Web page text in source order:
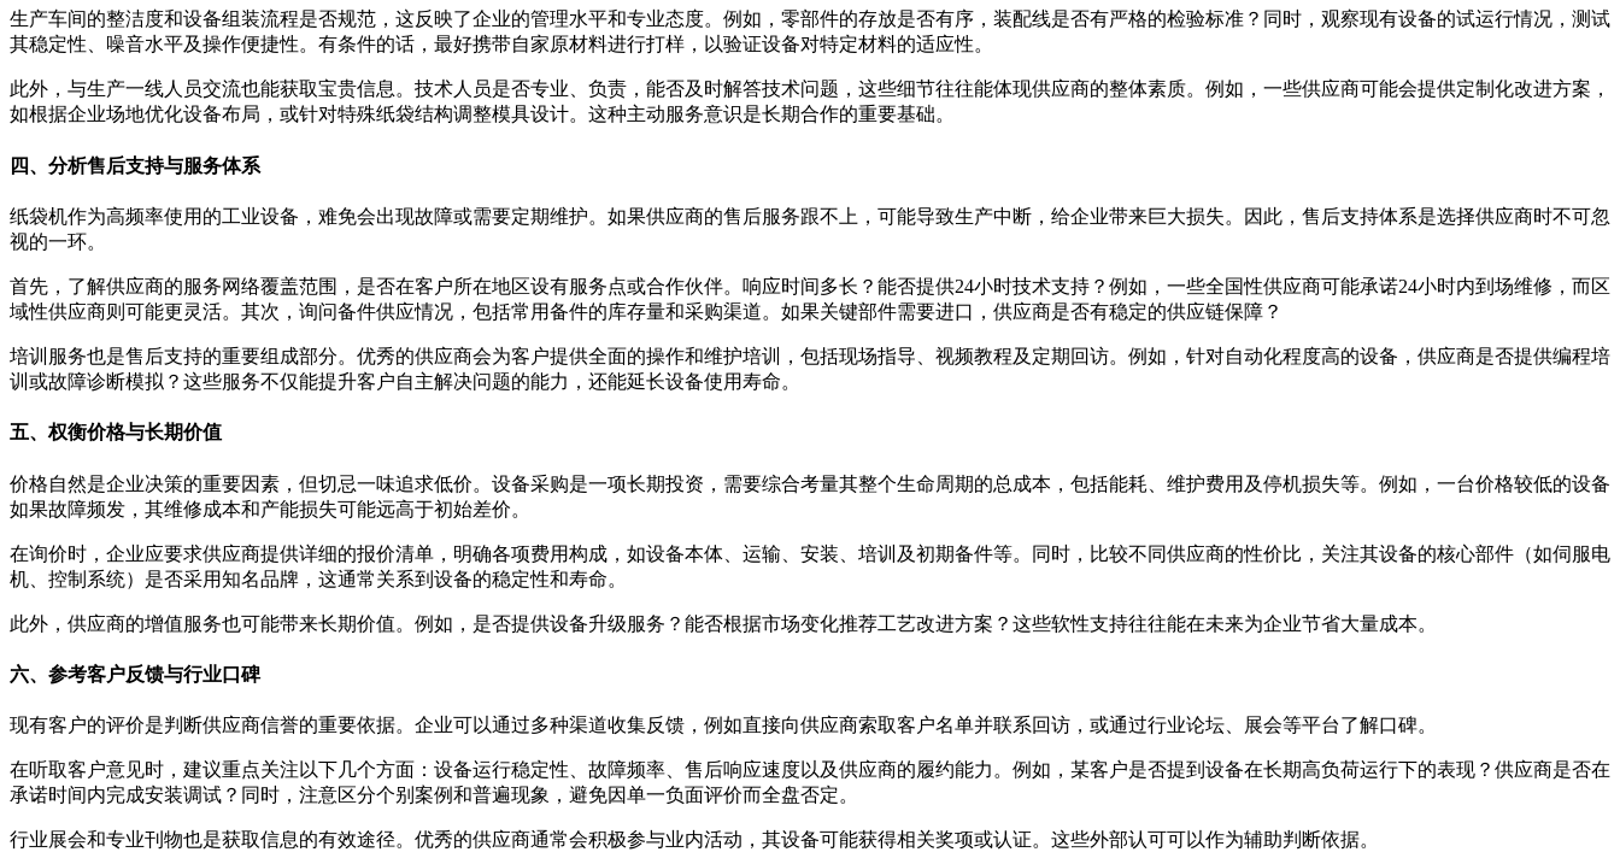
生产车间的整洁度和设备组装流程是否规范，这反映了企业的管理水平和专业态度。例如，零部件的存放是否有序，装配线是否有严格的检验标准？同时，观察现有设备的试运行情况，测试
其稳定性、噪音水平及操作便捷性。有条件的话，最好携带自家原材料进行打样，以验证设备对特定材料的适应性。
此外，与生产一线人员交流也能获取宝贵信息。技术人员是否专业、负责，能否及时解答技术问题，这些细节往往能体现供应商的整体素质。例如，一些供应商可能会提供定制化改进方案，
如根据企业场地优化设备布局，或针对特殊纸袋结构调整模具设计。这种主动服务意识是长期合作的重要基础。
四、分析售后支持与服务体系
纸袋机作为高频率使用的工业设备，难免会出现故障或需要定期维护。如果供应商的售后服务跟不上，可能导致生产中断，给企业带来巨大损失。因此，售后支持体系是选择供应商时不可忽
视的一环。
首先，了解供应商的服务网络覆盖范围，是否在客户所在地区设有服务点或合作伙伴。响应时间多长？能否提供24小时技术支持？例如，一些全国性供应商可能承诺24小时内到场维修，而区
域性供应商则可能更灵活。其次，询问备件供应情况，包括常用备件的库存量和采购渠道。如果关键部件需要进口，供应商是否有稳定的供应链保障？
培训服务也是售后支持的重要组成部分。优秀的供应商会为客户提供全面的操作和维护培训，包括现场指导、视频教程及定期回访。例如，针对自动化程度高的设备，供应商是否提供编程培
训或故障诊断模拟？这些服务不仅能提升客户自主解决问题的能力，还能延长设备使用寿命。
五、权衡价格与长期价值
价格自然是企业决策的重要因素，但切忌一味追求低价。设备采购是一项长期投资，需要综合考量其整个生命周期的总成本，包括能耗、维护费用及停机损失等。例如，一台价格较低的设备
如果故障频发，其维修成本和产能损失可能远高于初始差价。
在询价时，企业应要求供应商提供详细的报价清单，明确各项费用构成，如设备本体、运输、安装、培训及初期备件等。同时，比较不同供应商的性价比，关注其设备的核心部件（如伺服电
机、控制系统）是否采用知名品牌，这通常关系到设备的稳定性和寿命。
此外，供应商的增值服务也可能带来长期价值。例如，是否提供设备升级服务？能否根据市场变化推荐工艺改进方案？这些软性支持往往能在未来为企业节省大量成本。
六、参考客户反馈与行业口碑
现有客户的评价是判断供应商信誉的重要依据。企业可以通过多种渠道收集反馈，例如直接向供应商索取客户名单并联系回访，或通过行业论坛、展会等平台了解口碑。
在听取客户意见时，建议重点关注以下几个方面：设备运行稳定性、故障频率、售后响应速度以及供应商的履约能力。例如，某客户是否提到设备在长期高负荷运行下的表现？供应商是否在
承诺时间内完成安装调试？同时，注意区分个别案例和普遍现象，避免因单一负面评价而全盘否定。
行业展会和专业刊物也是获取信息的有效途径。优秀的供应商通常会积极参与业内活动，其设备可能获得相关奖项或认证。这些外部认可可以作为辅助判断依据。